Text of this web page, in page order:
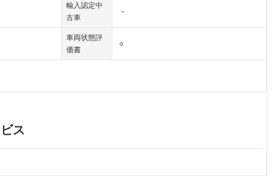
輸入認定中
古車
－
車両状態評
価書
○
ス